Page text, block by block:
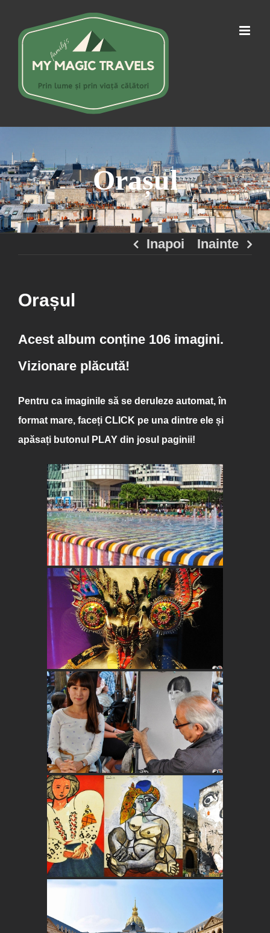
content
Orașul
Inapoi Inainte
Orașul
Acest album conține 106 imagini.
Vizionare plăcută!
Pentru ca imaginile să se deruleze automat, în
format mare, faceți CLICK pe una dintre ele și
apăsați butonul
PLAY din josul paginii!